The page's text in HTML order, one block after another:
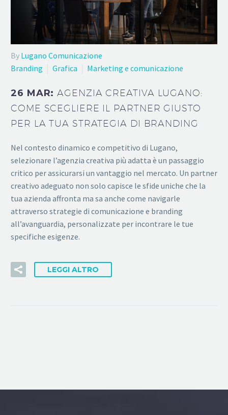
By Lugano Comunicazione
Branding
Grafica Marketing e comunicazione
26 MAR:AGENZIA CREATIVA LUGANO:
COME SCEGLIERE IL PARTNER GIUSTO
PER LA TUA STRATEGIA DI BRANDING
Nel contesto dinamico e competitivo di Lugano,
selezionare l’agenzia creativa più adatta è un passaggio
critico per assicurarsi un vantaggio nel mercato. Un partner
creativo adeguato non solo capisce le sfide uniche che la
tua azienda affronta ma sa anche come navigarle
attraverso strategie di comunicazione e branding
all’avanguardia, personalizzate per incontrare le tue
specifiche esigenze.
LEGGI ALTRO